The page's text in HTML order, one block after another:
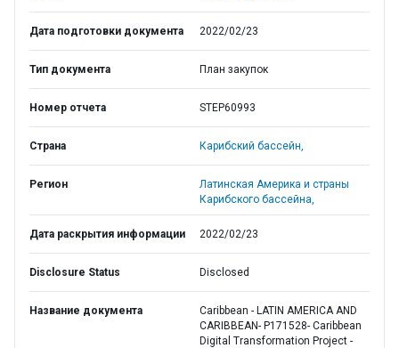
Дата подготовки документа 2022/02/23
Тип документа План закупок
Номер отчета STEP60993
Страна Карибский бассейн,
Регион
Латинская Америка и страны
Карибского бассейна,
Дата раскрытия информации 2022/02/23
Disclosure Status Disclosed
Название документа
Caribbean - LATIN AMERICA AND
CARIBBEAN- P171528- Caribbean
Digital Transformation Project -